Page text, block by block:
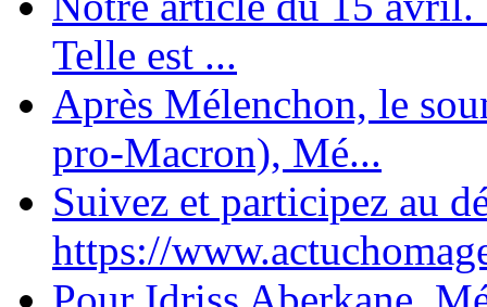
Telle est ...
Après Mélenchon, le
pro-Macron), Mé...
Suivez et participez au
https://